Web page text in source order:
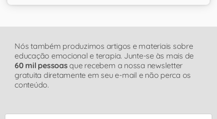
Nós também produzimos artigos e materiais sobre
educação emocional e terapia. Junte-se às mais de
60 mil pessoas que recebem a nossa newsletter
gratuita diretamente em seu e-mail e não perca os
conteúdo.